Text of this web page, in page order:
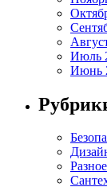
Июль
Июнь
Разное